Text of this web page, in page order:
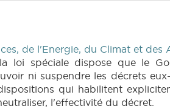
de l'Energie, du Climat et des
spéciale dispose que le
ni suspendre les décrets
qui habilitent
l'effectivité du décret.